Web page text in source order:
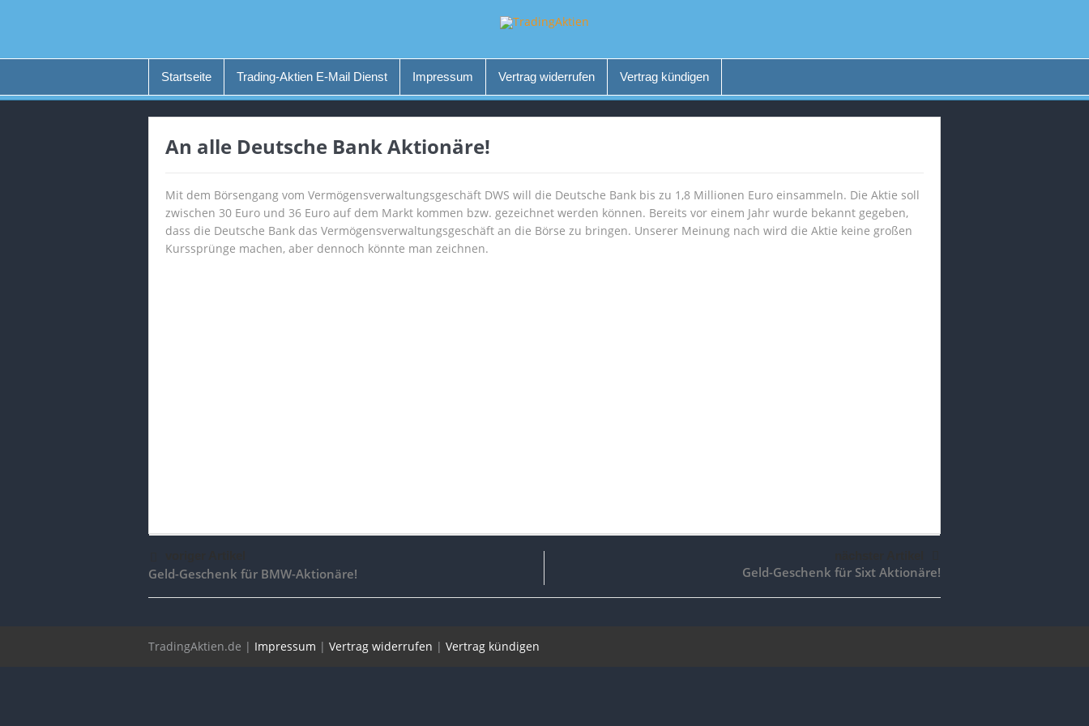
Startseite Trading-Aktien E-Mail Dienst Impressum Vertrag widerrufen Vertrag kündigen
An alle Deutsche Bank Aktionäre!
Mit dem Börsengang vom Vermögensverwaltungsgeschäft DWS will die Deutsche Bank bis zu 1,8 Millionen Euro einsammeln. Die Aktie soll
zwischen 30 Euro und 36 Euro auf dem Markt kommen bzw. gezeichnet werden können. Bereits vor einem Jahr wurde bekannt gegeben,
dass die Deutsche Bank das Vermögensverwaltungsgeschäft an die Börse zu bringen. Unserer Meinung nach wird die Aktie keine großen
Kurssprünge machen, aber dennoch könnte man zeichnen.
Geld-Geschenk für BMW-Aktionäre! Geld-Geschenk für Sixt Aktionäre!
TradingAktien.de | Impressum | Vertrag widerrufen | Vertrag kündigen